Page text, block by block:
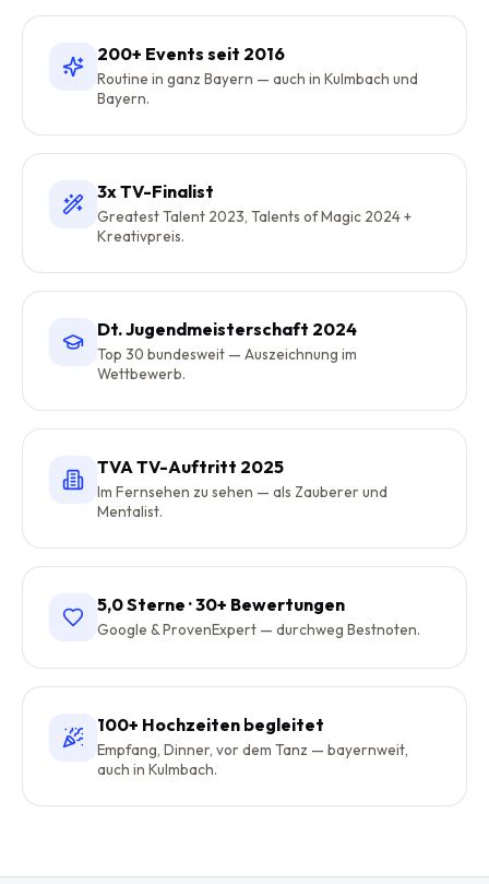
200+ Events seit 2016
Routine in ganz Bayern — auch in Kulmbach und
Bayern.
3x TV-Finalist
Greatest Talent 2023, Talents of Magic 2024 +
Kreativpreis.
Dt. Jugendmeisterschaft 2024
Top 30 bundesweit — Auszeichnung im
Wettbewerb.
TVA TV-Auftritt 2025
Im Fernsehen zu sehen — als Zauberer und
Mentalist.
5,0 Sterne · 30+ Bewertungen
Google & ProvenExpert — durchweg Bestnoten.
100+ Hochzeiten begleitet
Empfang, Dinner, vor dem Tanz — bayernweit,
auch in Kulmbach.